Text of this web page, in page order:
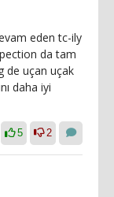
eden tc-ily
da tam
de uçan uçak
daha iyi
5 2